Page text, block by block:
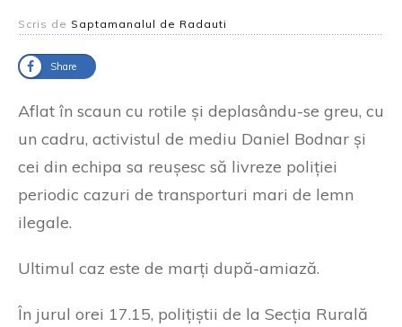
Scris de Saptamanalul de Radauti
Share
Aflat în scaun cu rotile și deplasându-se greu, cu
un cadru, activistul de mediu Daniel Bodnar și
cei din echipa sa reușesc să livreze poliției
periodic cazuri de transporturi mari de lemn
ilegale.
Ultimul caz este de marți după-amiază.
În jurul orei 17.15, polițiștii de la Secția Rurală